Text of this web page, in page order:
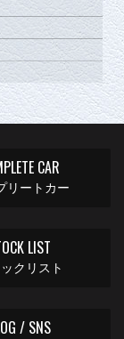
CAR
リートカー
LIST
クリスト
/ SNS